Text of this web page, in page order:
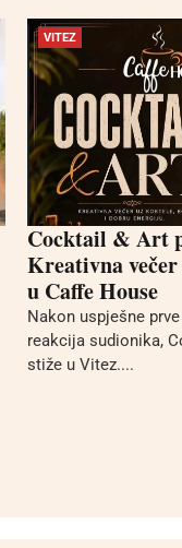
VITEZ
Cocktail & Art
Kreativna večer
u Caffe House
Nakon uspješne
reakcija sudionika,
stiže u Vitez....